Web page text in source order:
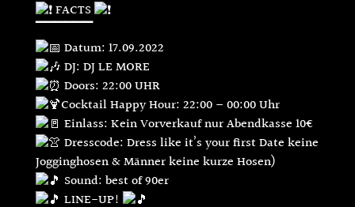
FACTS
▔▔▔▔▔▔
Datum: 17.09.2022
DJ: DJ LE MORE
Doors: 22:00 UHR
Cocktail Happy Hour: 22:00 – 00:00 Uhr
Einlass: Kein Vorverkauf nur Abendkasse 10€
Dresscode: Dress like it’s your first Date keine
Jogginghosen & Männer keine kurze Hosen)
Sound: best of 90er
LINE-UP!